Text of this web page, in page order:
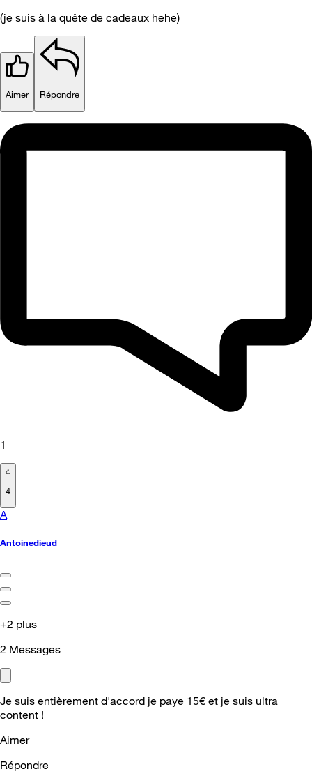
(je suis à la quête de cadeaux hehe)
Aimer Répondre
1
4
A
Antoinedieud
+2 plus
2 Messages
Je suis entièrement d'accord je paye 15€ et je suis ultra
content !
Aimer
Répondre